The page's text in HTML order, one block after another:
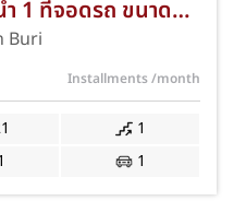
1 ที่จอดรถ ขนาด
Buri
Installments/month
1
1